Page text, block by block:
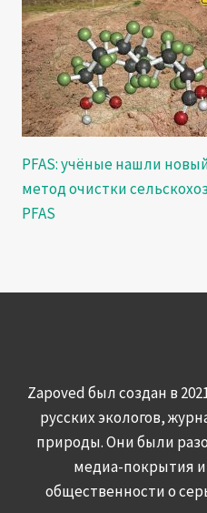
PFAS: учёные нашли
метод очистки
PFAS
Zapoved был создан в
русских экологов,
природы. Они были
медиа-покрытия
общественности о